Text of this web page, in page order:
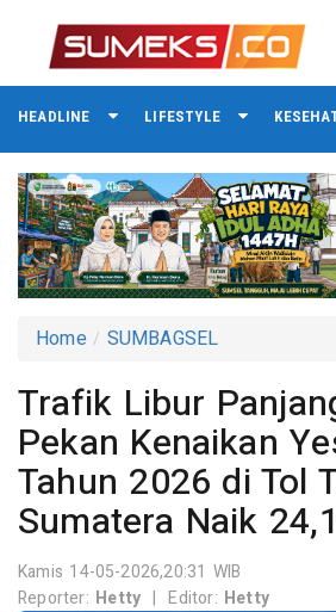
HEADLINE LIFESTYLE
Home SUMBAGSEL
Trafik Libur
Pekan Kenaikan
Tahun 2026 di Tol
Sumatera Naik
Kamis 14-05-2026,20:31 WIB
Reporter: Hetty | Editor: Hetty